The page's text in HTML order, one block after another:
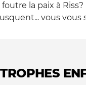
la paix à
vous vous